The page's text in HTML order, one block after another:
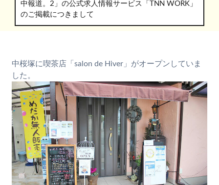
中報道。2」の公式求人情報サービス「TNN WORK」
のご掲載につきまして
中桜塚に喫茶店「salon de Hiver」がオープンしていま
した。